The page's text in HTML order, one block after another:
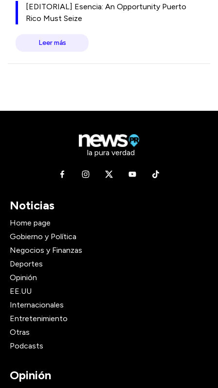
[EDITORIAL] Esencia: An Opportunity Puerto
Rico Must Seize
Leer más
la pura verdad
Noticias
Home page
Gobierno y Política
Negocios y Finanzas
Deportes
Opinión
EE.UU
Internacionales
Entretenimiento
Otras
Podcasts
Opinión